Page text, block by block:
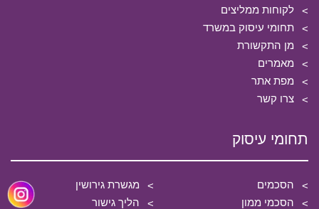
לקוחות ממליצים
תחומי עיסוק במשרד
מן התקשורת
מאמרים
מפת אתר
צרו קשר
תחומי עיסוק
הסכמים
הסכמי ממון
מגשרת גירושין
הליך גישור